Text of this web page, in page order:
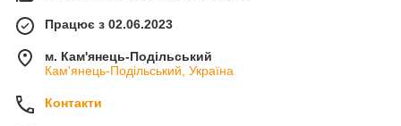
Працює з 02.06.2023
м. Кам'янець-Подільський
Кам'янець-Подільський, Україна
Контакти